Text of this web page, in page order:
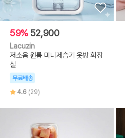
59% 52,900
Lacuzin
저소음 원룸 미니제습기 옷방 화장
실
무료배송
4.6 (29)